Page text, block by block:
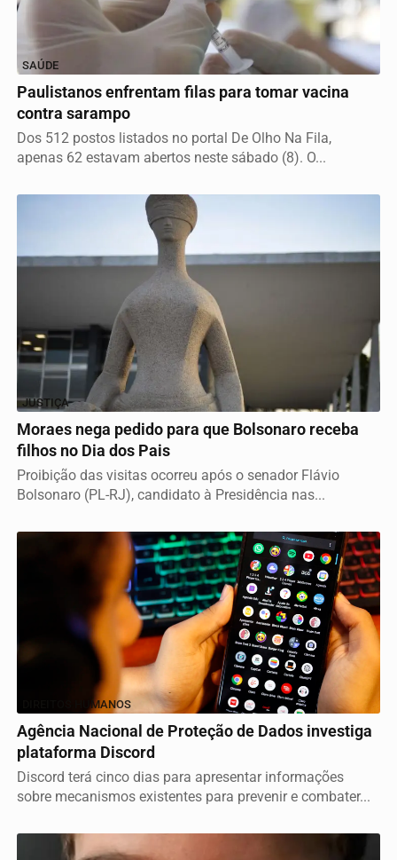
SAÚDE
Paulistanos enfrentam filas para tomar vacina
contra sarampo
Dos 512 postos listados no portal De Olho Na Fila,
apenas 62 estavam abertos neste sábado (8). O...
JUSTIÇA
Moraes nega pedido para que Bolsonaro receba
filhos no Dia dos Pais
Proibição das visitas ocorreu após o senador Flávio
Bolsonaro (PL-RJ), candidato à Presidência nas...
DIREITOS HUMANOS
Agência Nacional de Proteção de Dados investiga
plataforma Discord
Discord terá cinco dias para apresentar informações
sobre mecanismos existentes para prevenir e combater...